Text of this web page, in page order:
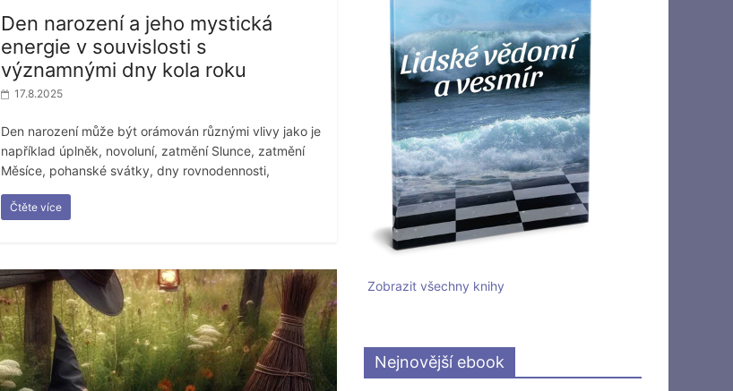
Den narození a jeho mystická
energie v souvislosti s
významnými dny kola roku
17.8.2025
Den narození může být orámován různými vlivy jako je
například úplněk, novoluní, zatmění Slunce, zatmění
Měsíce, pohanské svátky, dny rovnodennosti,
Čtěte více
Zobrazit všechny knihy
Nejnovější ebook